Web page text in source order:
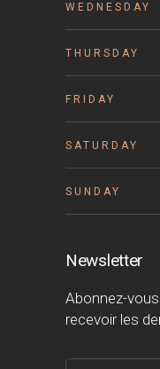
WEDNESDAY
THURSDAY
FRIDAY
SATURDAY
SUNDAY
Newsletter
Abonnez-
recevoir les